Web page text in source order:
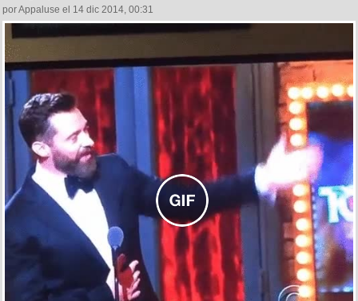
por Appaluse el 14 dic 2014, 00:31